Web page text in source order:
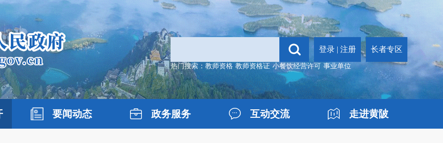
登录 | 注册 长者专区
热门搜索： 教师资格 教师资格证 小餐饮经营许可 事业单位
要闻动态 政务服务 互动交流 走进黄陂